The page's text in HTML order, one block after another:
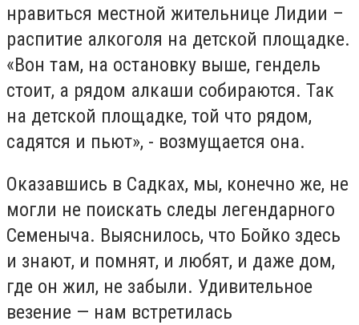
нравиться местной жительнице Лидии –
распитие алкоголя на детской площадке.
«Вон там, на остановку выше, гендель
стоит, а рядом алкаши собираются. Так
на детской площадке, той что рядом,
садятся и пьют», - возмущается она.
Оказавшись в Садках, мы, конечно же, не
могли не поискать следы легендарного
Семеныча. Выяснилось, что Бойко здесь
и знают, и помнят, и любят, и даже дом,
где он жил, не забыли. Удивительное
везение — нам встретилась